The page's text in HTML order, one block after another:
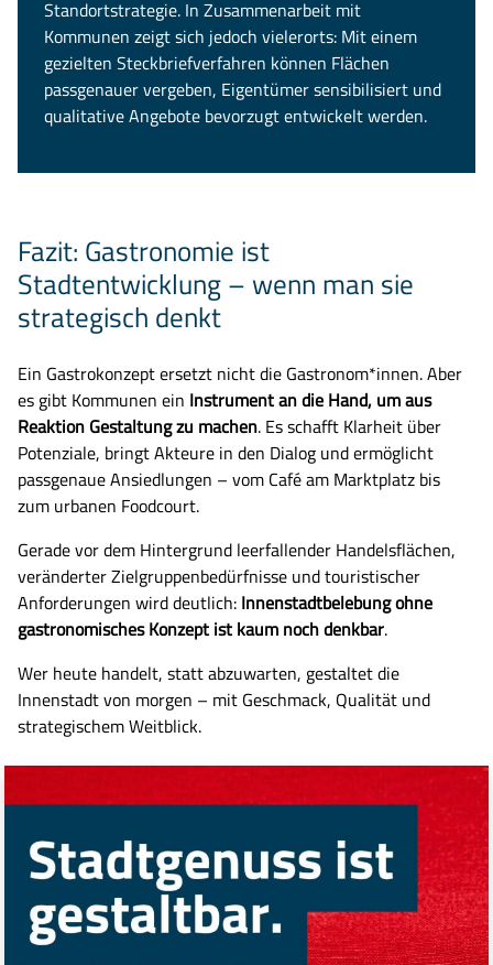
Standortstrategie. In Zusammenarbeit mit
Kommunen zeigt sich jedoch vielerorts: Mit einem
gezielten Steckbriefverfahren können Flächen
passgenauer vergeben, Eigentümer sensibilisiert und
qualitative Angebote bevorzugt entwickelt werden.
Fazit: Gastronomie ist
Stadtentwicklung – wenn man sie
strategisch denkt
Ein Gastrokonzept ersetzt nicht die Gastronom*innen. Aber
es gibt Kommunen ein Instrument an die Hand, um aus
Reaktion Gestaltung zu machen. Es schafft Klarheit über
Potenziale, bringt Akteure in den Dialog und ermöglicht
passgenaue Ansiedlungen – vom Café am Marktplatz bis
zum urbanen Foodcourt.
Gerade vor dem Hintergrund leerfallender Handelsflächen,
veränderter Zielgruppenbedürfnisse und touristischer
Anforderungen wird deutlich: Innenstadtbelebung ohne
gastronomisches Konzept ist kaum noch denkbar.
Wer heute handelt, statt abzuwarten, gestaltet die
Innenstadt von morgen – mit Geschmack, Qualität und
strategischem Weitblick.